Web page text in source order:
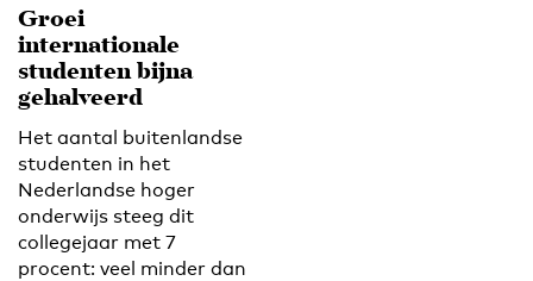
Groei
internationale
studenten bijna
gehalveerd
Het aantal buitenlandse
studenten in het
Nederlandse hoger
onderwijs steeg dit
collegejaar met 7
procent: veel minder dan